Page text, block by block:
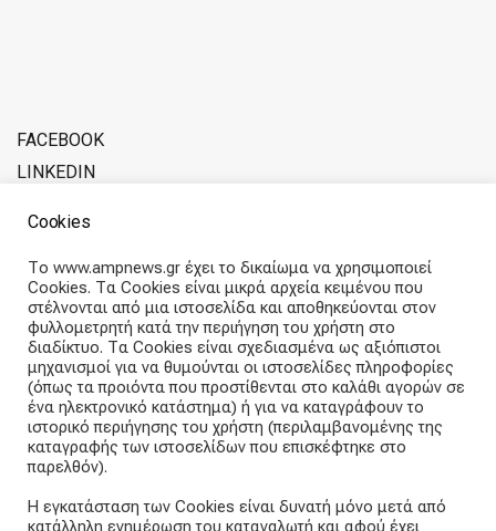
FACEBOOK
LINKEDIN
Articles straight into your inbox
Subscribe and receive our weekly newsletter.
m
Subscribe
Cookies
Το www.ampnews.gr έχει το δικαίωμα να χρησιμοποιεί
Cookies. Τα Cookies είναι μικρά αρχεία κειμένου που
στέλνονται από μια ιστοσελίδα και αποθηκεύονται στον
φυλλομετρητή κατά την περιήγηση του χρήστη στο
διαδίκτυο. Τα Cookies είναι σχεδιασμένα ως αξιόπιστοι
μηχανισμοί για να θυμούνται οι ιστοσελίδες πληροφορίες
(όπως τα προιόντα που προστίθενται στο καλάθι αγορών σε
ένα ηλεκτρονικό κατάστημα) ή για να καταγράφουν το
ιστορικό περιήγησης του χρήστη (περιλαμβανομένης της
καταγραφής των ιστοσελίδων που επισκέφτηκε στο
παρελθόν).
Η εγκατάσταση των Cookies είναι δυνατή μόνο μετά από
κατάλληλη ενημέρωση του καταναλωτή και αφού έχει